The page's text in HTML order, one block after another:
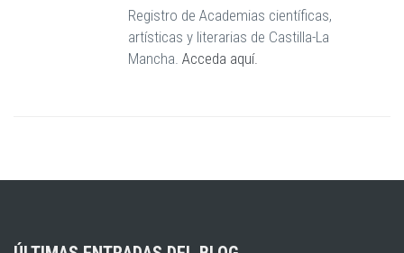
Registro de Academias científicas,
artísticas y literarias de Castilla-La
Mancha. Acceda aquí.